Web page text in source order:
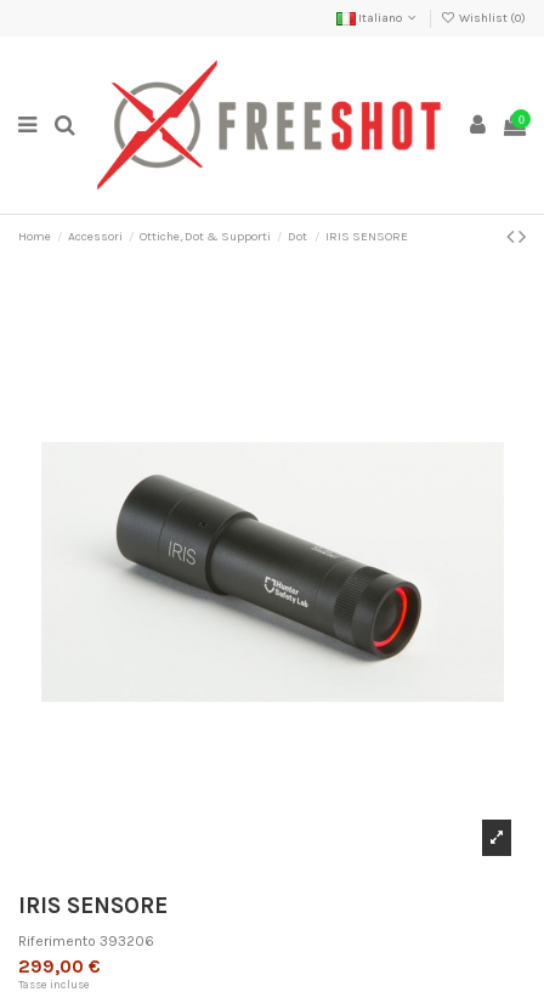
Italiano Wishlist (0)
0
Home Accessori Ottiche, Dot & Supporti Dot IRIS SENSORE
IRIS SENSORE
Riferimento 393206
299,00 €
Tasse incluse